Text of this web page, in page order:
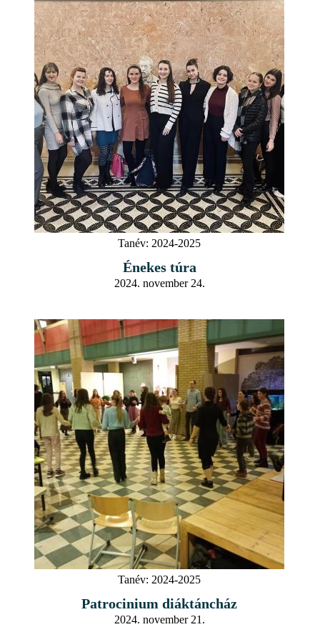
Tanév: 2024-2025
Énekes túra
2024. november 24.
Tanév: 2024-2025
Patrocinium diáktáncház
2024. november 21.